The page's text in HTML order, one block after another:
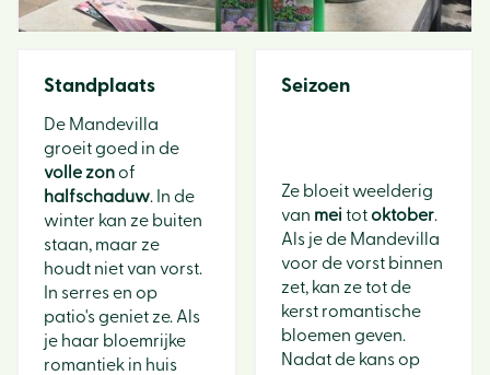
Standplaats
De Mandevilla
groeit goed in de
volle zonof
halfschaduw. In de
winter kan ze buiten
staan, maar ze
houdt niet van vorst.
In serres en op
patio's geniet ze. Als
je haar bloemrijke
romantiek in huis
Seizoen
Ze bloeit weelderig
van mei totoktober.
Als je de Mandevilla
voor de vorst binnen
zet, kan ze tot de
kerst romantische
bloemen geven.
Nadat de kans op